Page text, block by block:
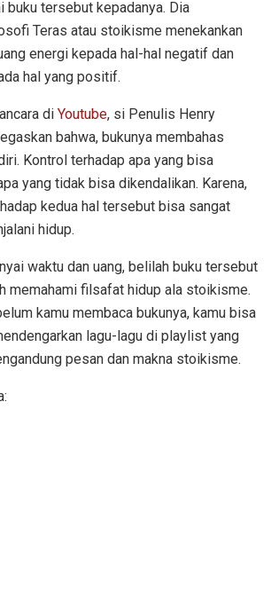
buku tersebut kepadanya. Dia
Teras atau stoikisme menekankan
energi kepada hal-hal negatif dan
hal yang positif.
di Youtube, si Penulis Henry
bahwa, bukunya membahas
Kontrol terhadap apa yang bisa
yang tidak bisa dikendalikan. Karena,
kedua hal tersebut bisa sangat
hidup.
waktu dan uang, belilah buku tersebut
memahami filsafat hidup ala stoikisme.
kamu membaca bukunya, kamu bisa
lagu-lagu di playlist yang
pesan dan makna stoikisme.